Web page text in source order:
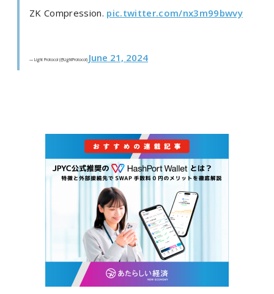
ZK Compression. pic.twitter.com/nx3m99bwvy
— Light Protocol (@LightProtocol) June 21, 2024